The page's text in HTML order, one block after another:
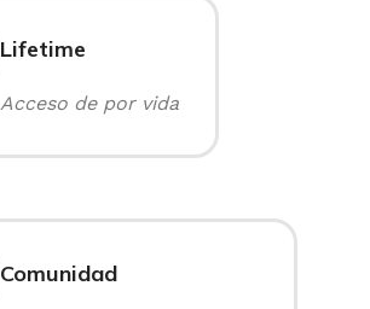
Lifetime
Acceso de por vida
Comunidad